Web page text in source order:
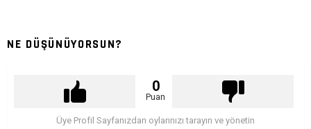
NE DÜŞÜNÜYORSUN?
0
Puan
Üye Profil Sayfanızdan oylarınızı tarayın ve yönetin